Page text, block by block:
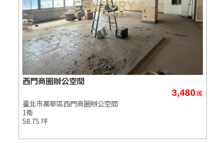
西門商圈辦公空間
3,480萬
臺北市萬華區西門商圈辦公空間
1衛
58.75 坪